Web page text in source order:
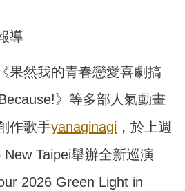
導
果然我的青春戀愛喜劇搞
》等多部人氣動畫
作歌手yanaginagi ，於上週
Taipei舉辦全新巡演
2026 Green Light in